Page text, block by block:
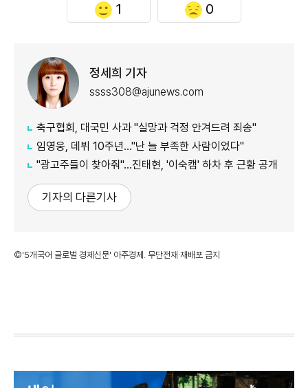
1 0
정세희 기자
ssss308@ajunews.com
축구협회, 대국민 사과 "실망과 걱정 안겨드려 죄송"
임영웅, 데뷔 10주년…"난 늘 부족한 사람이었다"
"광고주들이 찾아줘"…진태현, '이숙캠' 하차 후 근황 공개
기자의 다른기사
©'5개국어 글로벌 경제신문' 아주경제. 무단전재·재배포 금지